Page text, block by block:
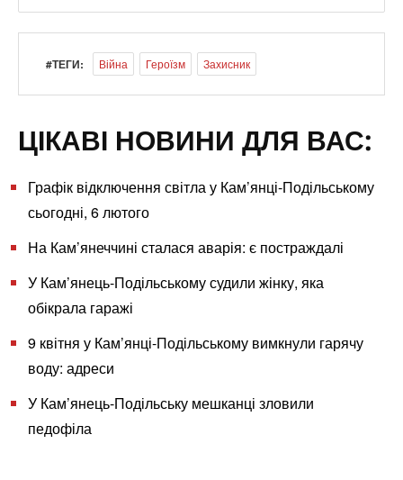
#ТЕГИ: Війна Героїзм Захисник
ЦІКАВІ НОВИНИ ДЛЯ ВАС:
Графік відключення світла у Кам’янці-Подільському
сьогодні, 6 лютого
На Кам’янеччині сталася аварія: є постраждалі
У Кам’янець-Подільському судили жінку, яка
обікрала гаражі
9 квітня у Кам’янці-Подільському вимкнули гарячу
воду: адреси
У Кам’янець-Подільську мешканці зловили
педофіла